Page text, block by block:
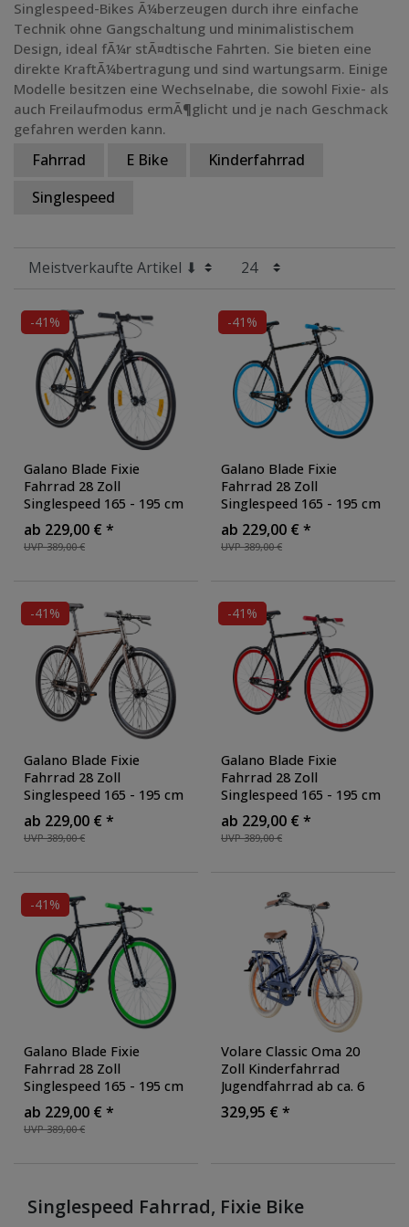
Preis
Radgröße
Singlespeed-Bikes Ã¼berzeugen durch ihre einfache
Technik ohne Gangschaltung und minimalistischem
Design, ideal fÃ¼r stÃ¤dtische Fahrten. Sie bieten eine
direkte KraftÃ¼bertragung und sind wartungsarm. Einige
Modelle besitzen eine Wechselnabe, die sowohl Fixie- als
auch Freilaufmodus ermÃ¶glicht und je nach Geschmack
gefahren werden kann.
Fahrrad E Bike
Kinderfahrrad
Singlespeed
-41%
Galano Blade Fixie
Fahrrad 28 Zoll
Singlespeed 165 - 195 cm
retro Urban Bike mit Flip
Flop Nabe für Fixed Gear
und Freilauf
UVP 389,00 €
ab 229,00 € *
-41%
Galano Blade Fixie
Fahrrad 28 Zoll
Singlespeed 165 - 195 cm
retro Urban Bike mit Flip
Flop Nabe für Fixed Gear
und Freilauf
UVP 389,00 €
ab 229,00 € *
-41%
Galano Blade Fixie
Fahrrad 28 Zoll
Singlespeed 165 - 195 cm
retro Urban Bike mit Flip
Flop Nabe für Fixed Gear
und Freilauf
UVP 389,00 €
ab 229,00 € *
-41%
Galano Blade Fixie
Fahrrad 28 Zoll
Singlespeed 165 - 195 cm
retro Urban Bike mit Flip
Flop Nabe für Fixed Gear
und Freilauf
UVP 389,00 €
ab 229,00 € *
-41%
Galano Blade Fixie
Fahrrad 28 Zoll
Singlespeed 165 - 195 cm
retro Urban Bike mit Flip
Flop Nabe für Fixed Gear
und Freilauf
UVP 389,00 €
ab 229,00 € *
Volare Classic Oma 20
Zoll Kinderfahrrad
Jugendfahrrad ab ca. 6
Jahren Mädchen Jungen
120 - 135 cm 1 Gang
329,95 € *
Singlespeed Fahrrad, Fixie Bike